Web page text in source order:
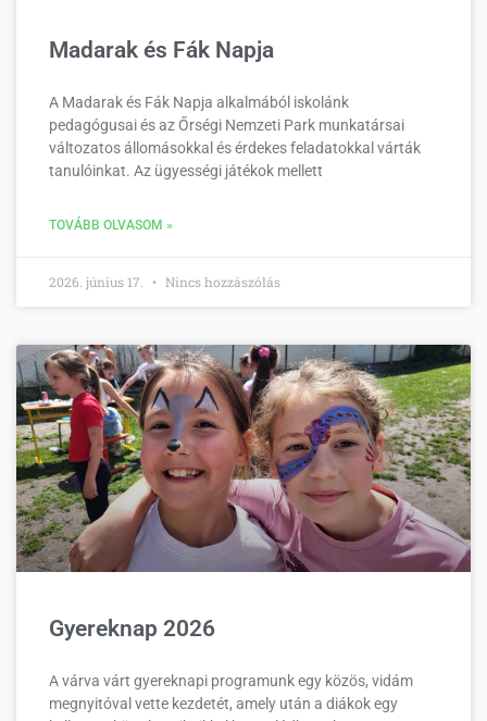
Madarak és Fák Napja
A Madarak és Fák Napja alkalmából iskolánk
pedagógusai és az Őrségi Nemzeti Park munkatársai
változatos állomásokkal és érdekes feladatokkal várták
tanulóinkat. Az ügyességi játékok mellett
TOVÁBB OLVASOM »
2026. június 17. Nincs hozzászólás
Gyereknap 2026
A várva várt gyereknapi programunk egy közös, vidám
megnyitóval vette kezdetét, amely után a diákok egy